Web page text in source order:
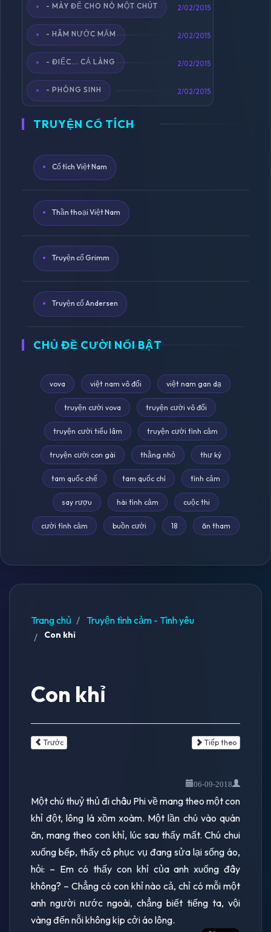
- MÀY ĐỂ CHO NÓ MỘT CHÚT 2/02/2015
- HÂM NƯỚC MẮM 2/02/2015
- ĐIẾC... CẢ LÀNG 2/02/2015
- PHÓNG SINH 2/02/2015
TRUYỆN CỔ TÍCH
Cổ tích Việt Nam
Thần thoại Việt Nam
Truyện cổ Grimm
Truyện cổ Andersen
CHỦ ĐỀ CƯỜI NỔI BẬT
vova việt nam vô đối việt nam gan dạ
truyện cười vova truyện cười vô đối
truyện cười tiếu lâm truyện cười tình cảm
truyện cười con gái thằng nhỏ thư ký
tam quốc chế tam quốc chí tình cảm
say rượu hài tình cảm cuộc thi
cười tình cảm buồn cười 18 ăn tham
Trang chủ Truyện tình cảm - Tình yêu
Con khỉ
Con khỉ
Trước Tiếp theo
06-09-2018
Một chú thuỷ thủ đi châu Phi về mang theo một con
khỉ đột, lông lá xồm xoàm. Một lần chú vào quán
ăn, mang theo con khỉ, lúc sau thấy mất. Chú chui
xuống bếp, thấy cô phục vụ đang sửa lại sống áo,
hỏi: – Em có thấy con khỉ của anh xuống đây
không? – Chẳng có con khỉ nào cả, chỉ có mỗi một
anh người nước ngoài, chẳng biết tiếng ta, vội
vàng đến nỗi không kịp cởi áo lông.